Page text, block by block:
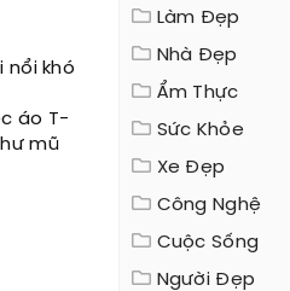
nổi khó
áo T-
mũ
Làm Đẹp
Nhà Đẹp
Ẩm Thực
Sức Khỏe
Xe Đẹp
Công Nghệ
Cuộc Sống
Người Đẹp